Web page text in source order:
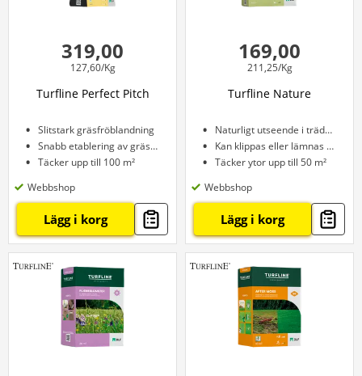
319,00
127,60/Kg
Turfline Perfect Pitch
Slitstark gräsfröblandning
Snabb etablering av gräsmatta
Täcker upp till 100 m²
Webbshop
Lägg i korg
169,00
211,25/Kg
Turfline Nature
Naturligt utseende i trädgården
Kan klippas eller lämnas oklippt
Täcker ytor upp till 50 m²
Webbshop
Lägg i korg